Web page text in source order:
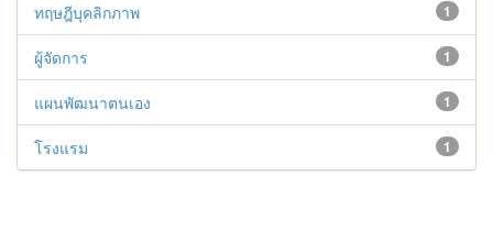
1
ทฤษฎีบุคลิกภาพ
1
ผู้จัดการ
1
แผนพัฒนาตนเอง
1
โรงแรม